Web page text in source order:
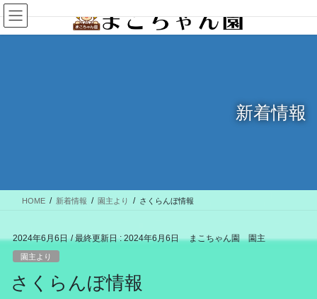
コ
ン
テ
ナ
ビ
ゲ
新着情報
HOME 新着情報 園主より さくらんぼ情報
2024年6月6日 / 最終更新日 :2024年6月6日 まこちゃん園 園主
園主より
さくらんぼ情報